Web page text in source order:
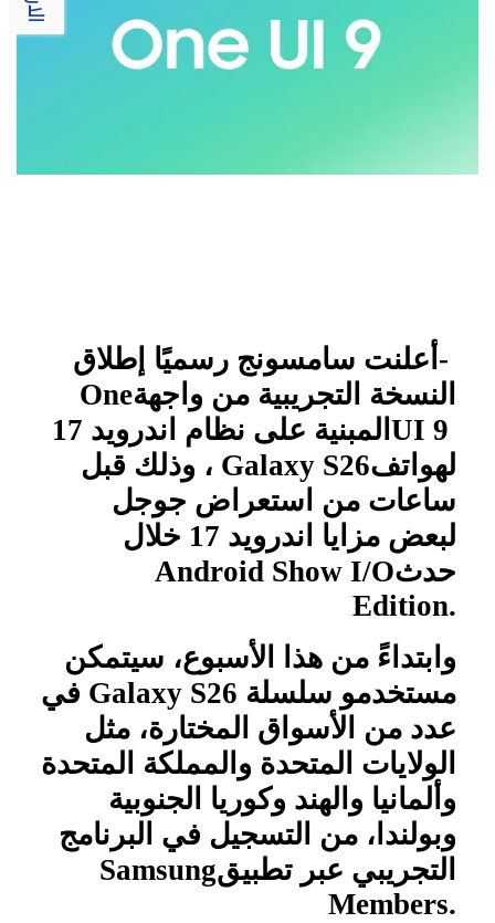
- أعلنت سامسونج رسميًا إطلاق
النسخة التجريبية من واجهةOne
UI 9
المبنية على نظام اندرويد 17
لهواتفGalaxy S26 ، وذلك قبل
ساعات من استعراض جوجل
لبعض مزايا اندرويد 17 خلال
حدثAndroid Show I/O
Edition.
وابتداءً من هذا الأسبوع، سيتمكن
مستخدمو سلسلة Galaxy S26 في
عدد من الأسواق المختارة، مثل
الولايات المتحدة والمملكة المتحدة
وألمانيا والهند وكوريا الجنوبية
وبولندا، من التسجيل في البرنامج
التجريبي عبر تطبيقSamsung
Members.